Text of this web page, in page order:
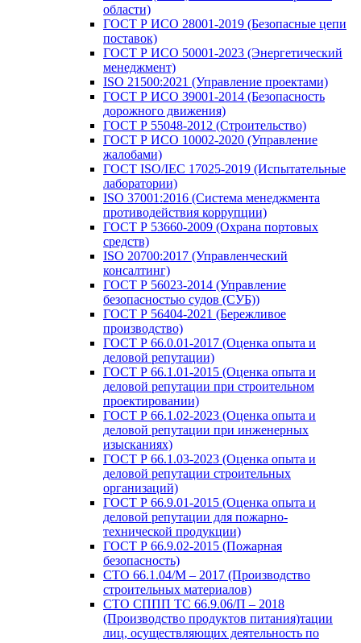
области)
ГОСТ Р ИСО 28001-2019 (Безопасные цепи
поставок)
ГОСТ Р ИСО 50001-2023 (Энергетический
менеджмент)
ISO 21500:2021 (Управление проектами)
ГОСТ Р ИСО 39001-2014 (Безопасность
дорожного движения)
ГОСТ Р 55048-2012 (Строительство)
ГОСТ Р ИСО 10002-2020 (Управление
жалобами)
ГОСТ ISO/IEC 17025-2019 (Испытательные
лаборатории)
ISO 37001:2016 (Система менеджмента
противодействия коррупции)
ГОСТ Р 53660-2009 (Охрана портовых
средств)
ISO 20700:2017 (Управленческий
консалтинг)
ГОСТ Р 56023-2014 (Управление
безопасностью судов (СУБ))
ГОСТ Р 56404-2021 (Бережливое
производство)
ГОСТ Р 66.0.01-2017 (Оценка опыта и
деловой репутации)
ГОСТ Р 66.1.01-2015 (Оценка опыта и
деловой репутации при строительном
проектировании)
ГОСТ Р 66.1.02-2023 (Оценка опыта и
деловой репутации при инженерных
изысканиях)
ГОСТ Р 66.1.03-2023 (Оценка опыта и
деловой репутации строительных
организаций)
ГОСТ Р 66.9.01-2015 (Оценка опыта и
деловой репутации для пожарно-
технической продукции)
ГОСТ Р 66.9.02-2015 (Пожарная
безопасность)
СТО 66.1.04/М – 2017 (Производство
строительных материалов)
СТО СППП ТС 66.9.06/П – 2018
(Производство продуктов питания)тации
лиц, осуществляющих деятельность по